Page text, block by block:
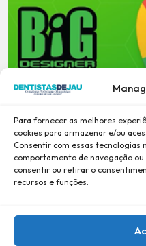
Para fornecer as melhores
cookies para armazenar e/ou
Consentir com essas tecnologias
comportamento de navegação
consentir ou retirar o
recursos e funções.